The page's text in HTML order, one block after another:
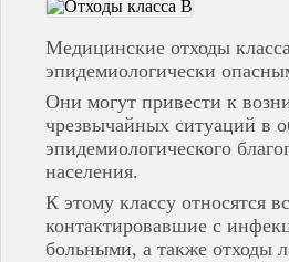
Нижний Ломов
Никольск
Новокуйбышевск
Новотроицк
Новоульяновск
Новочебоксарск
Октябрьский
Оренбург
Орск
Павлово
Пенза
Медицинские отходы
эпидемиологически
Они могут привести к
чрезвычайных ситуаций в
эпидемиологического
населения.
К этому классу относятся
контактировавшие с
больными, а также отходы